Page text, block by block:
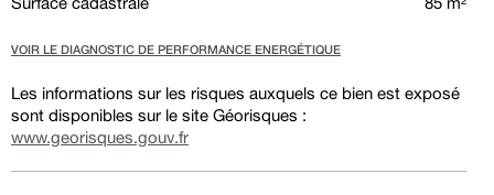
VOIR LE DIAGNOSTIC DE PERFORMANCE ENERGÉTIQUE
Les informations sur les risques auxquels ce bien est exposé
sont disponibles sur le site Géorisques :
www.georisques.gouv.fr